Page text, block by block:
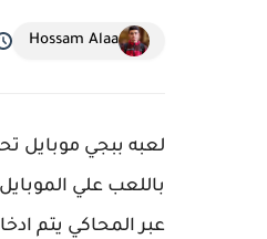
Hossam Alaa
لعبه ببجي موبايل
باللعب علي
عبر المحاكي يتم